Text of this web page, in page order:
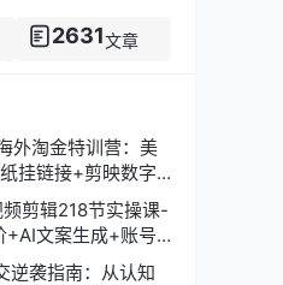
2631文章
外淘金特训营：美
挂链接+剪映数字
剪辑218节实操课-
+AI文案生成+账号
逆袭指南：从认知